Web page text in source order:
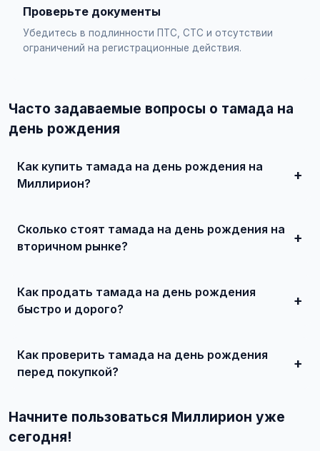
Проверьте документы
Убедитесь в подлинности ПТС, СТС и отсутствии
ограничений на регистрационные действия.
Часто задаваемые вопросы о тамада на
день рождения
Как купить тамада на день рождения на
Миллирион?
встрече и совершите сделку. Для дорогих автомобилей
рекомендуется провести независимую экспертизу.
Сколько стоят тамада на день рождения на
вторичном рынке?
представлены предложения от 50 000 ₽ до нескольких
миллионов рублей.
Как продать тамада на день рождения
быстро и дорого?
необходимости воспользуйтесь платным продвижением
— ваше объявление поднимется в топ.
Как проверить тамада на день рождения
перед покупкой?
технического состояния и проверки пробега.
Начните пользоваться Миллирион уже
сегодня!